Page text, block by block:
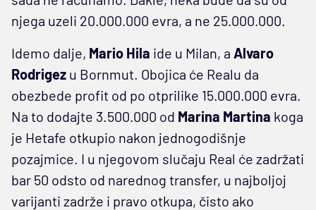
njega uzeli 20.000.000 evra, a ne 25.000.000.
Idemo dalje, Mario Hila ide u Milan, a Alvaro
Rodrigez u Bornmut. Obojica će Realu da
obezbede profit od po otprilike 15.000.000 evra.
Na to dodajte 3.500.000 od Marina Martina koga
je Hetafe otkupio nakon jednogodišnje
pozajmice. I u njegovom slučaju Real će zadržati
bar 50 odsto od narednog transfer, u najboljoj
varijanti zadrže i pravo otkupa, čisto ako